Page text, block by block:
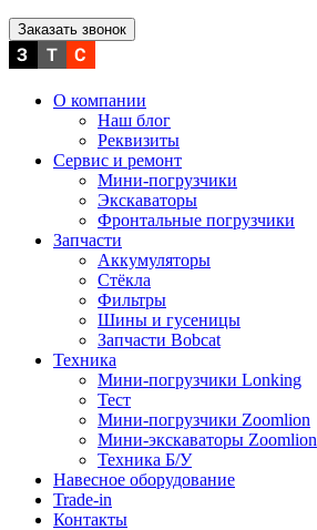
Заказать звонок
О компании
Наш блог
Реквизиты
Сервис и ремонт
Мини-погрузчики
Экскаваторы
Фронтальные погрузчики
Запчасти
Аккумуляторы
Стёкла
Фильтры
Шины и гусеницы
Запчасти Bobcat
Техника
Мини-погрузчики Lonking
Тест
Мини-погрузчики Zoomlion
Мини-экскаваторы Zoomlion
Техника Б/У
Навесное оборудование
Trade-in
Контакты